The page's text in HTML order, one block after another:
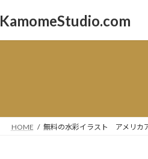
KamomeStudio.com
HOME 無料の水彩イラスト アメリカ